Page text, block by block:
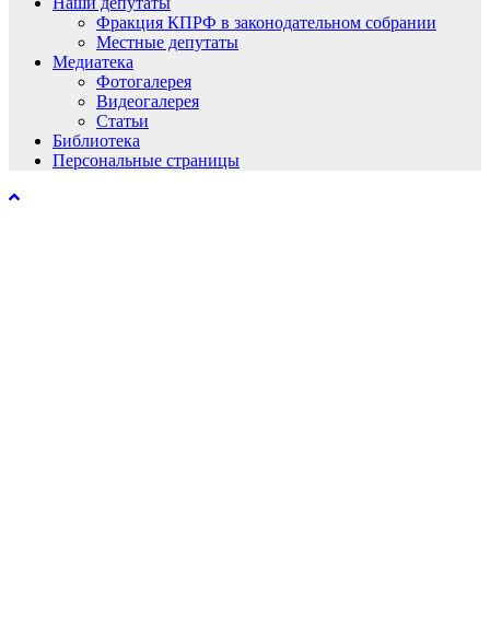
Фракция КПРФ в законодательном собрании
Местные депутаты
Медиатека
Фотогалерея
Видеогалерея
Статьи
Библиотека
Персональные страницы